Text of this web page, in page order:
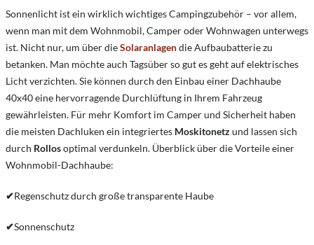
Sonnenlicht ist ein wirklich wichtiges Campingzubehör – vor allem,
wenn man mit dem Wohnmobil, Camper oder Wohnwagen unterwegs
ist. Nicht nur, um über dieSolaranlagendie Aufbaubatterie zu
betanken. Man möchte auch Tagsüber so gut es geht auf elektrisches
Licht verzichten. Sie können durch den Einbau einer Dachhaube
40x40 eine hervorragende Durchlüftung in Ihrem Fahrzeug
gewährleisten. Für mehr Komfort im Camper und Sicherheit haben
die meisten Dachluken ein integriertes Moskitonetzund lassen sich
durch Rollosoptimal verdunkeln. Überblick über die Vorteile einer
Wohnmobil-Dachhaube:
✔Regenschutz durch große transparente Haube
✔Sonnenschutz